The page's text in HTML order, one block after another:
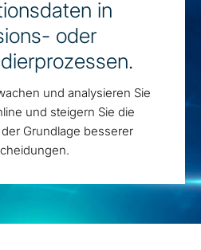
in
oder
und analysieren Sie
und steigern Sie die
Grundlage besserer